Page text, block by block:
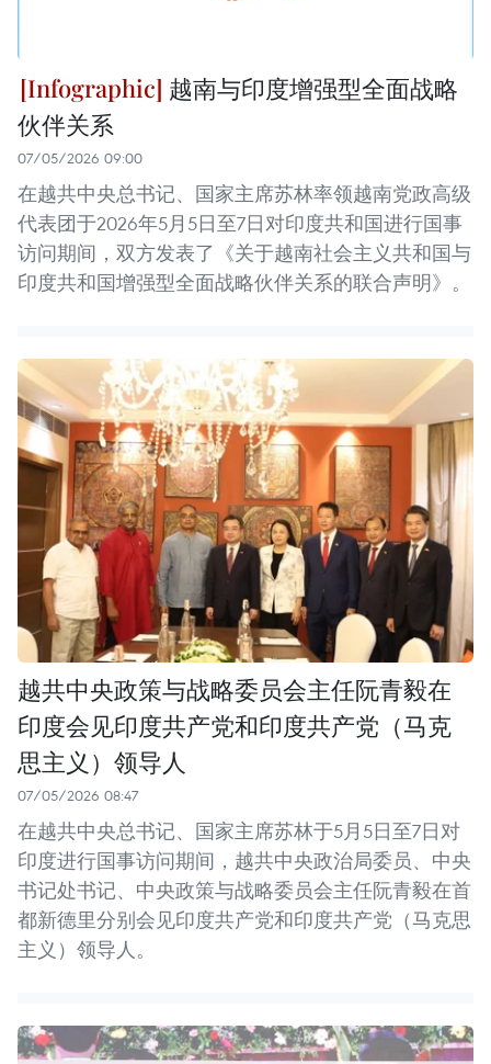
越南与印度增强型全面战略
伙伴关系
07/05/2026 09:00
在越共中央总书记、国家主席苏林率领越南党政高级
代表团于2026年5月5日至7日对印度共和国进行国事
访问期间，双方发表了《关于越南社会主义共和国与
印度共和国增强型全面战略伙伴关系的联合声明》。
越共中央政策与战略委员会主任阮青毅在
印度会见印度共产党和印度共产党（马克
思主义）领导人
07/05/2026 08:47
在越共中央总书记、国家主席苏林于5月5日至7日对
印度进行国事访问期间，越共中央政治局委员、中央
书记处书记、中央政策与战略委员会主任阮青毅在首
都新德里分别会见印度共产党和印度共产党（马克思
主义）领导人。